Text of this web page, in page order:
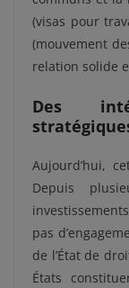
(visas pour
(mouvement
relation solide
Des
Aujourd’hui,
Depuis
pas
de l’État de
États